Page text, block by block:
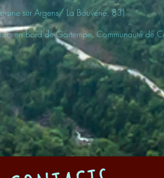
sur Argens/ La Bouverie, 83)
en bord de Gartempe, Communauté de